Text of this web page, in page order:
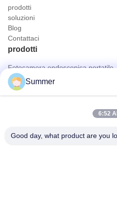
prodotti
soluzioni
Blog
Contattaci
prodotti
Fotocamera endoscopica portatile
Macchina fotografica medica
sistema della macchina fotografica
Sistema completo della macchina
Tutto in una telecamera di
Contatto rapido
Summer
6:52
Good day, what product are you